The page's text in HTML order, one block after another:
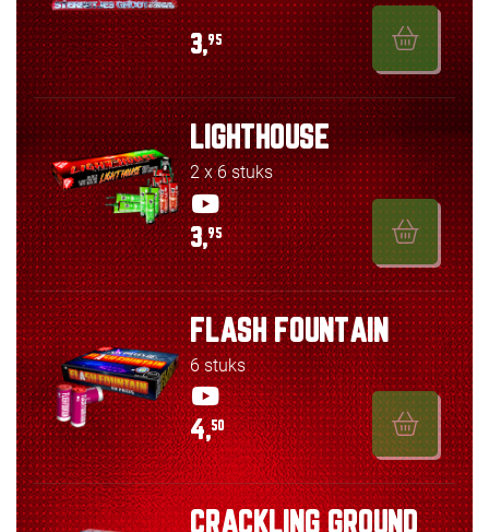
3,95
LIGHTHOUSE
2 x 6 stuks
3,95
FLASH FOUNTAIN
6 stuks
4,50
CRACKLING GROUND